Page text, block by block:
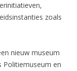
zoals
nieuw museum
Politiemuseum en